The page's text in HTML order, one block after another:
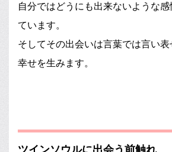
自分ではどうにも出来ないような
ています。
そしてその出会いは言葉では言い
幸せを生みます。
ツインソウルに出会う前触れ